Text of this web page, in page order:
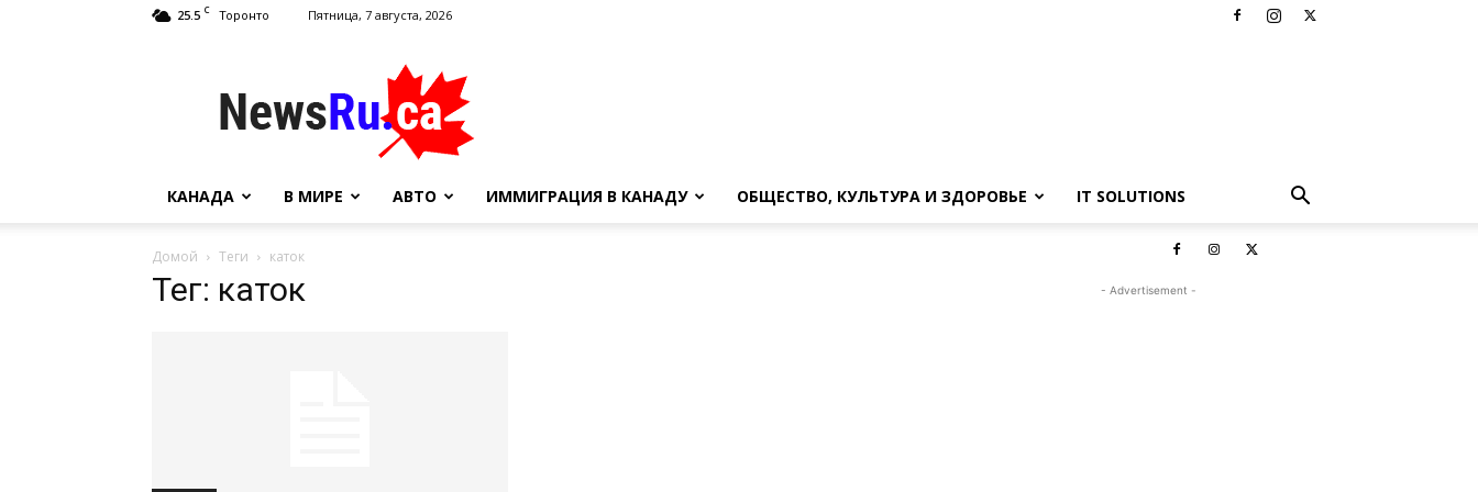
25.5 C Торонто Пятница, 7 августа, 2026
NewsRu.Ca
КАНАДА В МИРЕ АВТО ИММИГРАЦИЯ В КАНАДУ ОБЩЕСТВО, КУЛЬТУРА И ЗДОРОВЬЕ IT SOLUTIONS
Домой Теги каток
Тег: каток - Advertisement -